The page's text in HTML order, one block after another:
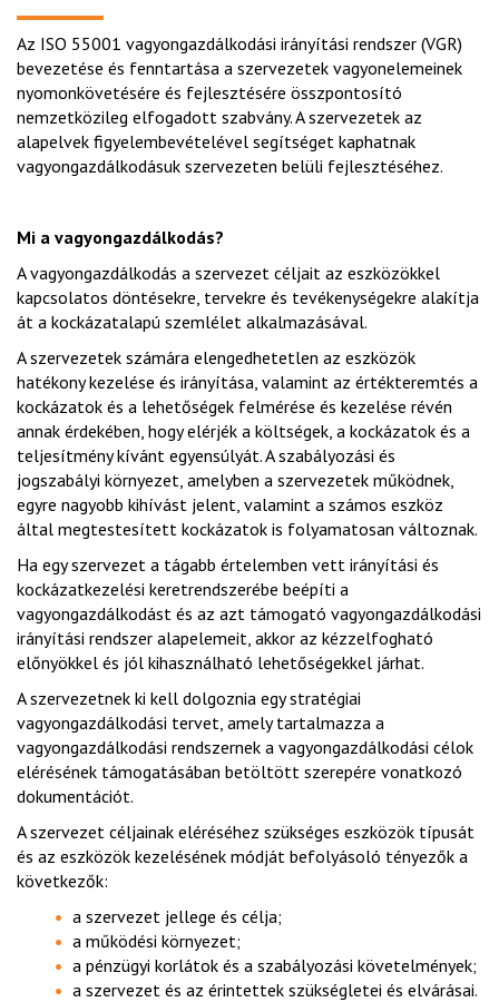
Az ISO 55001 vagyongazdálkodási irányítási rendszer (VGR)
bevezetése és fenntartása a szervezetek vagyonelemeinek
nyomonkövetésére és fejlesztésére összpontosító
nemzetközileg elfogadott szabvány. A szervezetek az
alapelvek figyelembevételével segítséget kaphatnak
vagyongazdálkodásuk szervezeten belüli fejlesztéséhez.
Mi a vagyongazdálkodás?
A vagyongazdálkodás a szervezet céljait az eszközökkel
kapcsolatos döntésekre, tervekre és tevékenységekre alakítja
át a kockázatalapú szemlélet alkalmazásával.
A szervezetek számára elengedhetetlen az eszközök
hatékony kezelése és irányítása, valamint az értékteremtés a
kockázatok és a lehetőségek felmérése és kezelése révén
annak érdekében, hogy elérjék a költségek, a kockázatok és a
teljesítmény kívánt egyensúlyát. A szabályozási és
jogszabályi környezet, amelyben a szervezetek működnek,
egyre nagyobb kihívást jelent, valamint a számos eszköz
által megtestesített kockázatok is folyamatosan változnak.
Ha egy szervezet a tágabb értelemben vett irányítási és
kockázatkezelési keretrendszerébe beépíti a
vagyongazdálkodást és az azt támogató vagyongazdálkodási
irányítási rendszer alapelemeit, akkor az kézzelfogható
előnyökkel és jól kihasználható lehetőségekkel járhat.
A szervezetnek ki kell dolgoznia egy stratégiai
vagyongazdálkodási tervet, amely tartalmazza a
vagyongazdálkodási rendszernek a vagyongazdálkodási célok
elérésének támogatásában betöltött szerepére vonatkozó
dokumentációt.
A szervezet céljainak eléréséhez szükséges eszközök típusát
és az eszközök kezelésének módját befolyásoló tényezők a
következők:
a szervezet jellege és célja;
a működési környezet;
a pénzügyi korlátok és a szabályozási követelmények;
a szervezet és az érintettek szükségletei és elvárásai.